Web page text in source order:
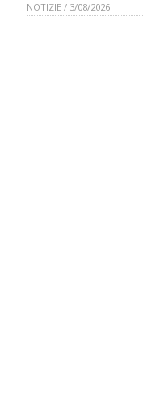
NOTIZIE / 3/08/2026